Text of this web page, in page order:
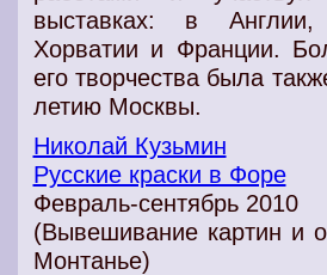
выставках: в
Хорватии и Франции.
его творчествабыла
летию Москвы.
Николай Кузьмин
Русские краски в Форе
Февраль-сентябрь 2010
(Вывешивание картин и
Монтанье)